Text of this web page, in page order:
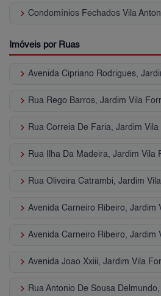
keyboard_arrow_right Condomínios Fechados Vila
Imóveis por Ruas
keyboard_arrow_right Avenida Cipriano Rodrigues,
keyboard_arrow_right Rua Rego Barros, Jardim Vila
keyboard_arrow_right Rua Correia De Faria, Jardim
keyboard_arrow_right Rua Ilha Da Madeira, Jardim Vila
keyboard_arrow_right Rua Oliveira Catrambi, Jardim
keyboard_arrow_right Avenida Carneiro Ribeiro, Jardim
keyboard_arrow_right Avenida Carneiro Ribeiro, Jardim
keyboard_arrow_right Avenida Joao Xxiii, Jardim Vila
keyboard_arrow_right